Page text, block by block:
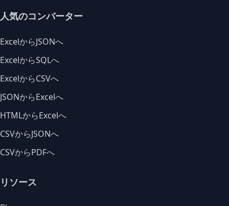
人気のコンバーター
ExcelからJSONへ
ExcelからSQLへ
ExcelからCSVへ
JSONからExcelへ
HTMLからExcelへ
CSVからJSONへ
CSVからPDFへ
リソース